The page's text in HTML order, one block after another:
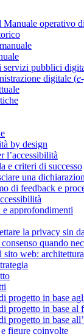
Manuale operativo
servizi pubblici
digitale (
by design
l’accessibilità
e criteri di successo
una
di feedback e
approfondimenti
la privacy sin
quando
sito web:
progetto in base
progetto in base al
progetto in base
figure coinvolte